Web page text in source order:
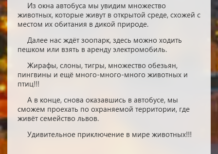
Из окна автобуса мы увидим множество
животных, которые живут в открытой среде, схожей с
местом их обитания в дикой природе.
Далее нас ждёт зоопарк, здесь можно ходить
пешком или взять в аренду электромобиль.
Жирафы, слоны, тигры, множество обезьян,
пингвины и ещё много-много-много животных и
птиц!!!
А в конце, снова оказавшись в автобусе, мы
сможем проехать по охраняемой территории, где
живёт семейство львов.
Удивительное приключение в мире животных!!!